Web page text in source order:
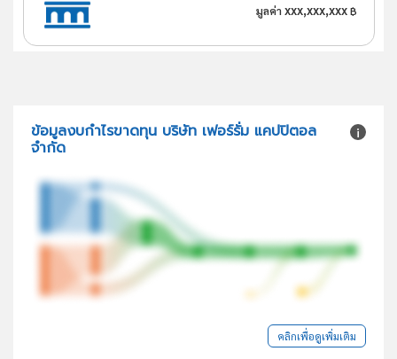
มูลค่า xxx,xxx,xxx ฿
ข้อมูลงบกำไรขาดทุน บริษัท เฟอร์รั่ม แคปปิตอล
จำกัด
คลิกเพื่อดูเพิ่มเติม